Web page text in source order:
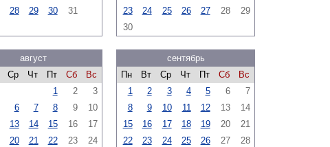
28 29 30 31
23
24 25 26 27 28
29
30
август
Ср Чт Пт Сб
Вс
1
2
3
6 7 8 9
10
13 14 15 16
17
20 21 22 23
24
сентябрь
Пн
Вт Ср Чт Пт Сб
Вс
1
2 3 4 5 6
7
8
9 10 11 12 13
14
15
16 17 18 19 20
21
22
23 24 25 26 27
28